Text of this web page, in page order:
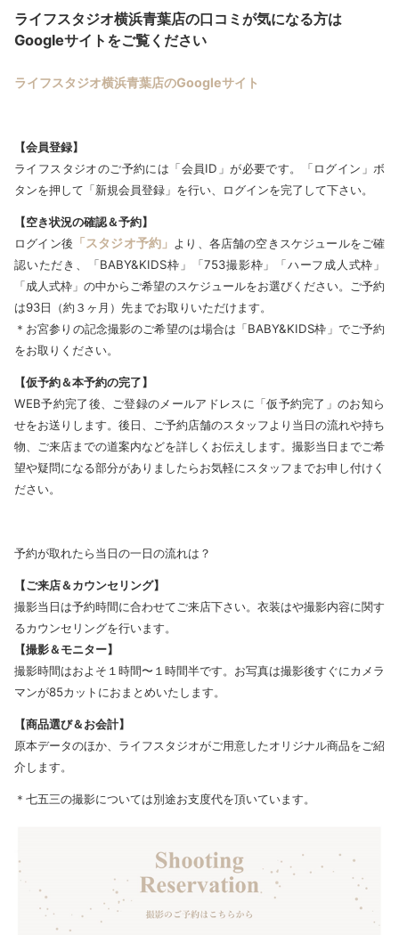
ライフスタジオ横浜青葉店の口コミが気になる方は
Googleサイトをご覧ください
ライフスタジオ横浜青葉店のGoogleサイト
【会員登録】
ライフスタジオのご予約には「会員ID」が必要です。「ログイン」ボ
タンを押して「新規会員登録」を行い、ログインを完了して下さい。
【空き状況の確認＆予約】
ログイン後 「スタジオ予約」 より、各店舗の空きスケジュールをご確
認いただき、「BABY&KIDS枠」「753撮影枠」「ハーフ成人式枠」
「成人式枠」の中からご希望のスケジュールをお選びください。ご予約
は93日（約３ヶ月）先までお取りいただけます。
＊お宮参りの記念撮影のご希望のは場合は「BABY&KIDS枠」でご予約
をお取りください。
【仮予約＆本予約の完了】
WEB予約完了後、ご登録のメールアドレスに「仮予約完了」のお知ら
せをお送りします。後日、ご予約店舗のスタッフより当日の流れや持ち
物、ご来店までの道案内などを詳しくお伝えします。撮影当日までご希
望や疑問になる部分がありましたらお気軽にスタッフまでお申し付けく
ださい。
予約が取れたら当日の一日の流れは？
【ご来店＆カウンセリング】
撮影当日は予約時間に合わせてご来店下さい。衣装はや撮影内容に関す
るカウンセリングを行います。
【撮影＆モニター】
撮影時間はおよそ１時間〜１時間半です。お写真は撮影後すぐにカメラ
マンが85カットにおまとめいたします。
【商品選び＆お会計】
原本データのほか、ライフスタジオがご用意したオリジナル商品をご紹
介します。
＊七五三の撮影については別途お支度代を頂いています。